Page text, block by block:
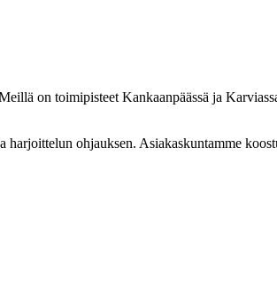
on toimipisteet Kankaanpäässä ja
ohjauksen. Asiakaskuntamme